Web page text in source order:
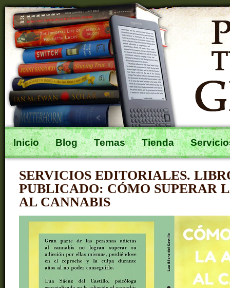
Inicio Blog Temas Tienda
SERVICIOS EDITORIALES.
PUBLICADO: CÓMO SUPERAR
AL CANNABIS